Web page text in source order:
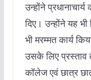
उन्होंने
दिए। उन्होंने यह भी
भी मरम्मत कार्य
उसके लिए प्रस्ताव
कॉलेज एवं छात्र